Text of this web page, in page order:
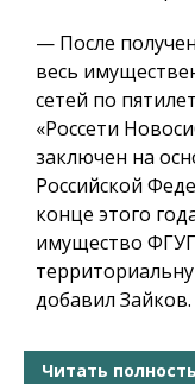
— После
весь
сетей по
«Россети
заключен на
Российской
конце этого
имущество
добавил Зайков.
Читать